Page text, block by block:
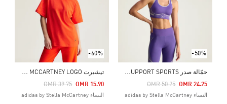
-50%
ح
مّالة صدر ADIDAS BY STELLA MCCARTNEY TRUEPACE HIGH SUPPORT SPORTS
Price Reduced From
OMR 50.25
To OMR 24.25
النساء adidas by Stella McCartney
-60%
ت
يشيرت ADIDAS BY STELLA MCCARTNEY LOGO
Price Reduced From
OMR 39.75
To OMR 15.90
النساء adidas by Stella McCartney